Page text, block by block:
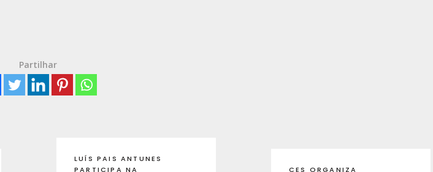
Partilhar
LUÍS PAIS ANTUNES
PARTICIPA NA
CES ORGANIZA